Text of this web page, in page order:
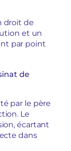
droit de
et un
par point
de
par le père
Le
écartant
dans